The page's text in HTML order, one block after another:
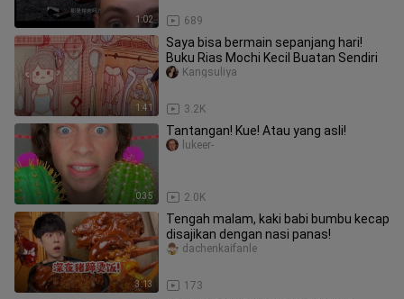
1:02 689
1:41
Saya bisa bermain sepanjang hari!
Buku Rias Mochi Kecil Buatan Sendiri
3.2K
Kangsuliya
0:35
Tantangan! Kue! Atau yang asli!
2.0K
lukeer-
3:13
Tengah malam, kaki babi bumbu kecap
disajikan dengan nasi panas!
173
dachenkaifanle